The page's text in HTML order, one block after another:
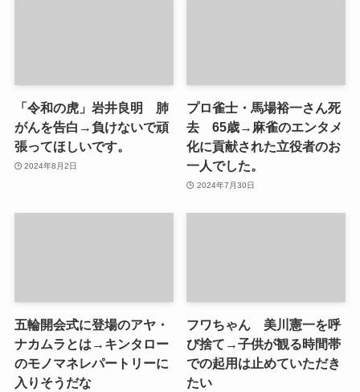
「令和の虎」岩井良明 肺
がんを告白→負けないで頑
張ってほしいです。
2024年8月2日
プロ雀士・馬場裕一さん死
去 65歳→麻雀のエンタメ
化に貢献された立役者のお
一人でした。
2024年7月30日
五輪開会式に登場のアヤ・
ナカムラとは→キンタロー
のモノマネレパートリーに
入りそうだな
フワちゃん 美川憲一を呼
び捨て→子供が観る時間帯
での起用は止めていただき
たい